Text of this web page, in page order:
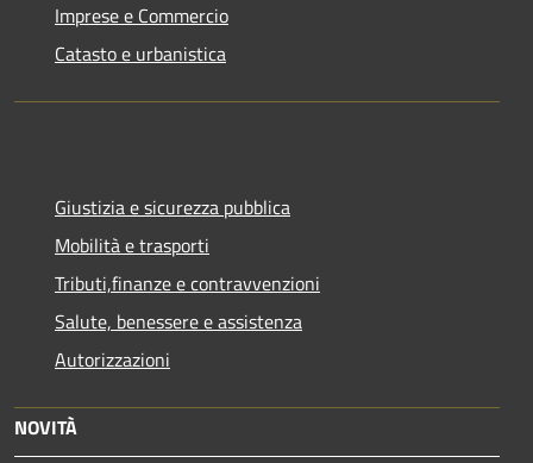
Imprese e Commercio
Catasto e urbanistica
Giustizia e sicurezza pubblica
Mobilità e trasporti
Tributi,finanze e contravvenzioni
Salute, benessere e assistenza
Autorizzazioni
NOVITÀ